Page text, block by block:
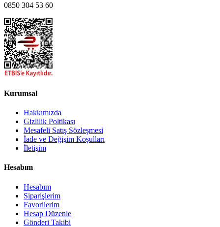
0850 304 53 60
Kurumsal
Hakkımızda
Gizlilik Poltikası
Mesafeli Satış Sözleşmesi
İade ve Değişim Koşulları
İletişim
Hesabım
Hesabım
Siparişlerim
Favorilerim
Hesap Düzenle
Gönderi Takibi